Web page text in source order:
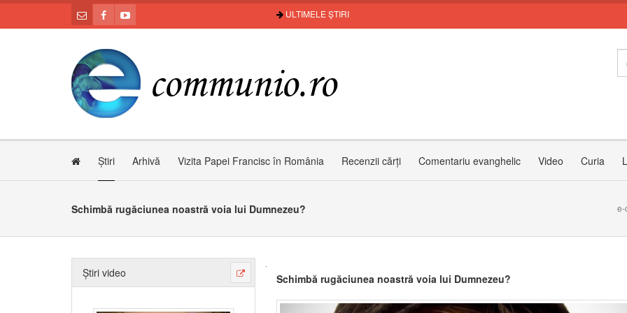
ULTIMELE ȘTIRI
Știri Arhivă Vizita Papei Francisc în România Recenzii cărți Comentariu evanghelic Video Curia
Schimbă rugăciunea noastră voia lui Dumnezeu? e-
Știri video Schimbă rugăciunea noastră voia lui Dumnezeu?